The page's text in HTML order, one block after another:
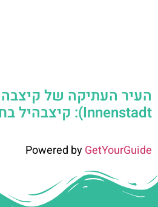
Innenstadt): קיצבהיל בחבל טירול
Powered byGetYourGuide